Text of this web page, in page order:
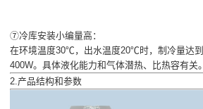
⑦冷库安装小编量高：
在环境温度30℃，出水温度20℃时，制冷量达到
400W。具体液化能力和气体潜热、比热容有关。
2.产品结构和参数